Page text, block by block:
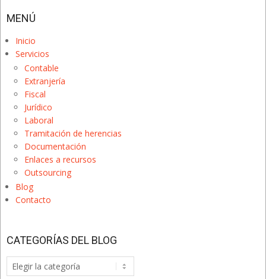
MENÚ
Inicio
Servicios
Contable
Extranjería
Fiscal
Jurídico
Laboral
Tramitación de herencias
Documentación
Enlaces a recursos
Outsourcing
Blog
Contacto
CATEGORÍAS DEL BLOG
Categorías
del